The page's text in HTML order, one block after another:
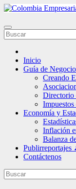
Ir
contenido
Inicio
Guía de
Creando
Directorio
Economía y
Inflación
Balanza
Publirreportajes
Contáctenos